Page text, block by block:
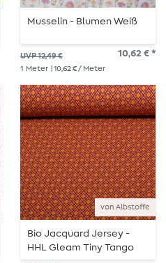
Musselin - Blumen Weiß
UVP 12,49 € 10,62 € *
1 Meter | 10,62 € / Meter
von Albstoffe
Bio Jacquard Jersey -
HHL Gleam Tiny Tango